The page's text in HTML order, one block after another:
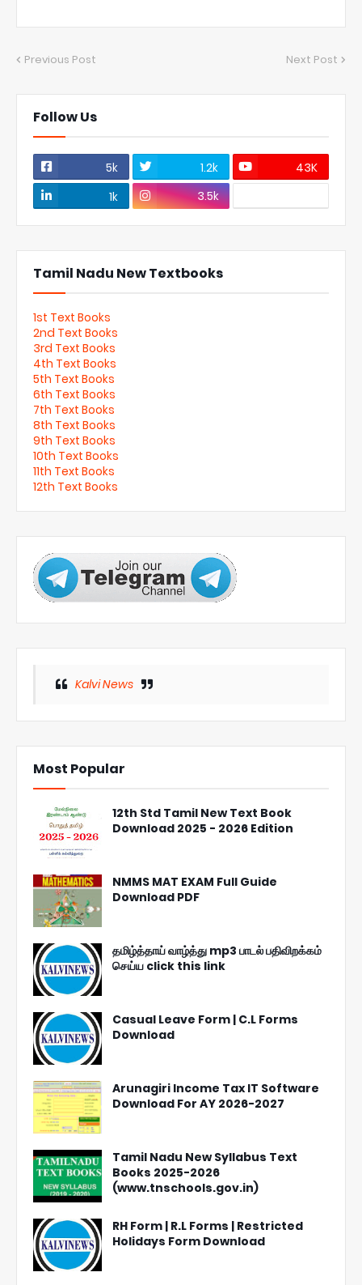
Previous Post Next Post
Follow Us
5k 1.2k
43K
1k
3.5k
Tamil Nadu New Textbooks
1st Text Books
2nd Text Books
3rd Text Books
4th Text Books
5th Text Books
6th Text Books
7th Text Books
8th Text Books
9th Text Books
10th Text Books
11th Text Books
12th Text Books
Kalvi News
Most Popular
12th Std Tamil New Text Book
Download 2025 - 2026 Edition
NMMS MAT EXAM Full Guide
Download PDF
தமிழ்த்தாய் வாழ்த்து mp3 பாடல் பதிவிறக்கம்
செய்ய click this link
Casual Leave Form | C.L Forms
Download
Arunagiri Income Tax IT Software
Download For AY 2026-2027
Tamil Nadu New Syllabus Text
Books 2025-2026
(www.tnschools.gov.in)
RH Form | R.L Forms | Restricted
Holidays Form Download